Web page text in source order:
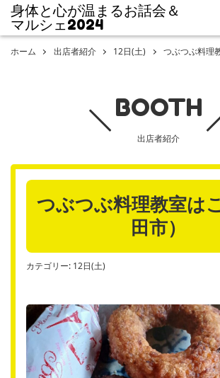
身体と心が温まるお話会＆
マルシェ2024
ホーム 出店者紹介 12日(土) つぶつぶ料理
BOOTH
出店者紹介
つぶつぶ料理教室は
田市）
カテゴリー: 12日(土)